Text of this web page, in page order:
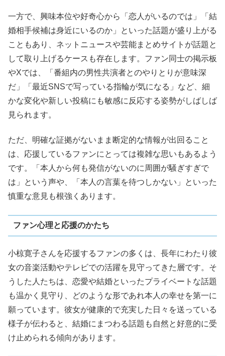
一方で、興味本位や好奇心から「恋人がいるのでは」「結
婚相手候補は身近にいるのか」といった話題が盛り上がる
こともあり、ネットニュースや芸能まとめサイトが話題と
して取り上げるケースも存在します。ファン同士の掲示板
やXでは、「番組内の男性共演者とのやりとりが意味深
だ」「最近SNSで写っている指輪が気になる」など、細
かな変化や新しい投稿にも敏感に反応する姿勢がしばしば
見られます。
ただ、明確な証拠がないまま断定的な情報が出回ること
は、応援しているファンにとっては複雑な思いもあるよう
です。「本人から何も発信がないのに周囲が騒ぎすぎで
は」という声や、「本人の言葉を待つしかない」といった
慎重な意見も根強くあります。
ファン心理と応援のかたち
小椋寛子さんを応援するファンの多くは、長年にわたり彼
女の音楽活動やテレビでの活躍を見守ってきた層です。そ
うした人たちは、恋愛や結婚といったプライベートな話題
も温かく見守り、どのような形であれ本人の幸せを第一に
願っています。彼女が健康的で充実した日々を送っている
様子が伝わると、結婚にまつわる話題も自然と好意的に受
け止められる傾向があります。